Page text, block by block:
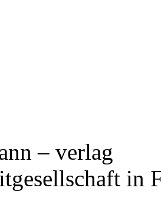
– verlag
in